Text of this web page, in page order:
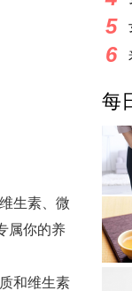
生素、微
属你的养
和维生素
5
6
每